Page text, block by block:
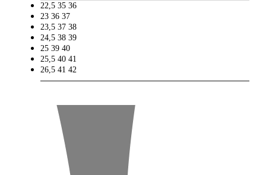
22,5 35 36
23 36 37
23,5 37 38
24,5 38 39
25 39 40
25,5 40 41
26,5 41 42